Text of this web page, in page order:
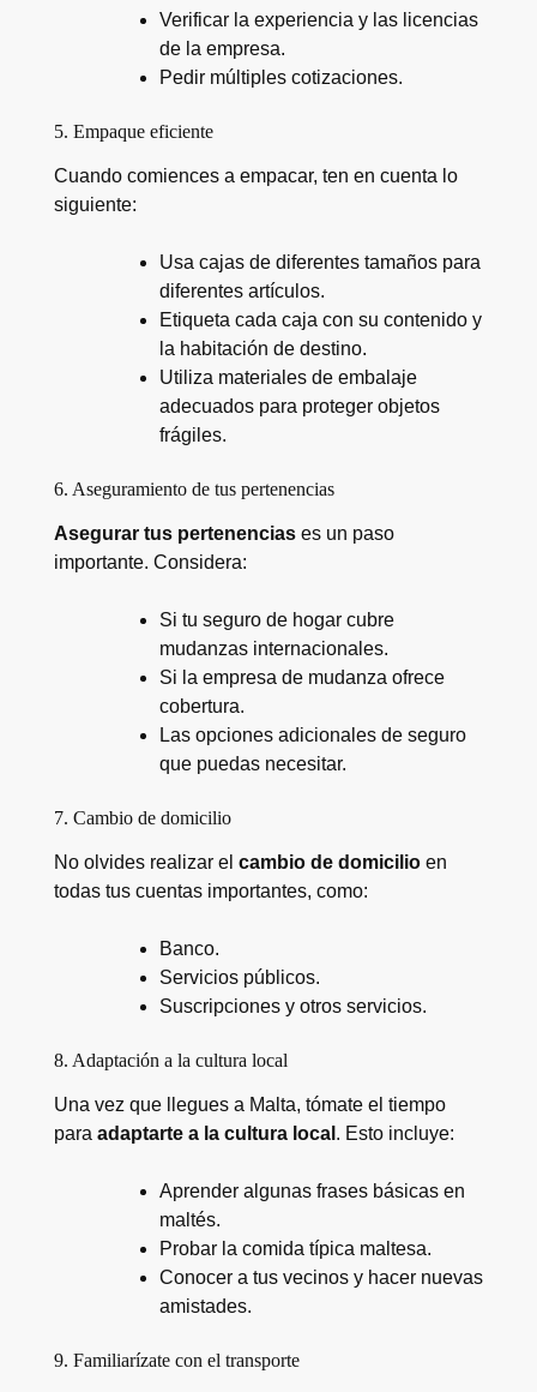
Verificar la experiencia y las licencias
de la empresa.
Pedir múltiples cotizaciones.
5. Empaque eficiente
Cuando comiences a empacar, ten en cuenta lo
siguiente:
Usa cajas de diferentes tamaños para
diferentes artículos.
Etiqueta cada caja con su contenido y
la habitación de destino.
Utiliza materiales de embalaje
adecuados para proteger objetos
frágiles.
6. Aseguramiento de tus pertenencias
Asegurar tus pertenenciases un paso
importante. Considera:
Si tu seguro de hogar cubre
mudanzas internacionales.
Si la empresa de mudanza ofrece
cobertura.
Las opciones adicionales de seguro
que puedas necesitar.
7. Cambio de domicilio
No olvides realizar el cambio de domicilioen
todas tus cuentas importantes, como:
Banco.
Servicios públicos.
Suscripciones y otros servicios.
8. Adaptación a la cultura local
Una vez que llegues a Malta, tómate el tiempo
para adaptarte a la cultura local . Esto incluye:
Aprender algunas frases básicas en
maltés.
Probar la comida típica maltesa.
Conocer a tus vecinos y hacer nuevas
amistades.
9. Familiarízate con el transporte